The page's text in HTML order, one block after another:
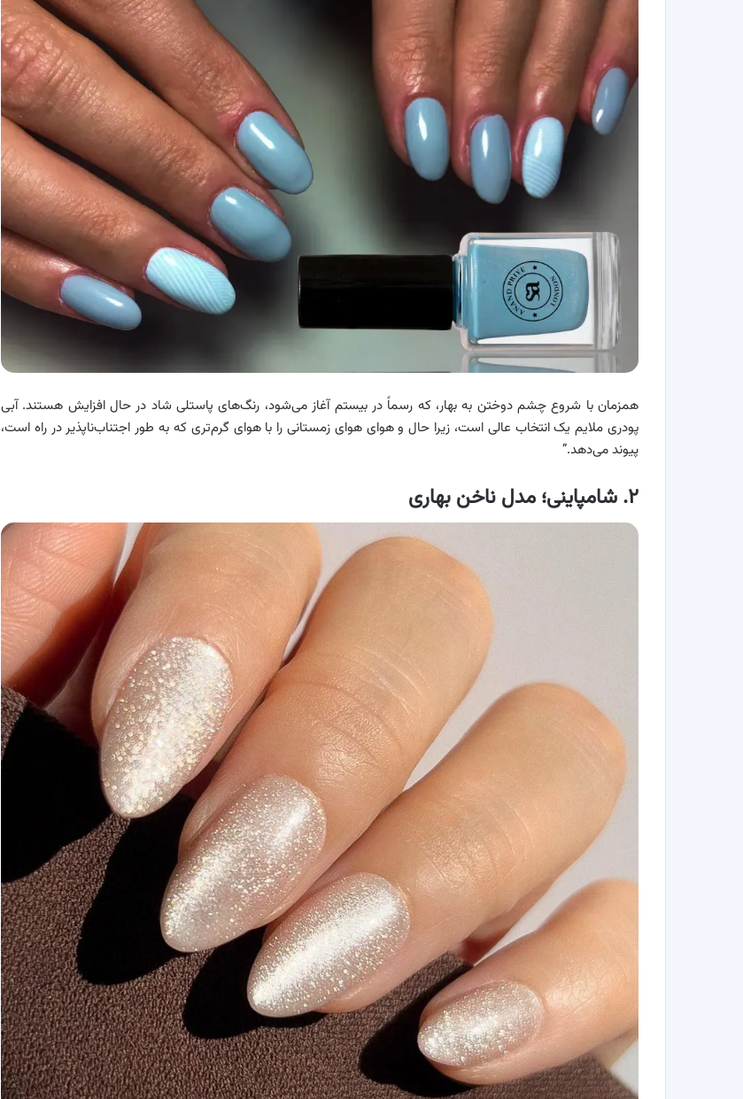
همزمان با شروع چشم دوختن به بهار، که رسماً در بیستم آغاز می‌شود، رنگ‌های پاستلی شاد در حال افزایش هستند. آبی
پودری ملایم یک انتخاب عالی است، زیرا حال و هوای هوای زمستانی را با هوای گرم‌تری که به طور اجتناب‌ناپذیر در راه است،
پیوند می‌دهد.”
۲. شامپاینی؛ مدل ناخن بهاری